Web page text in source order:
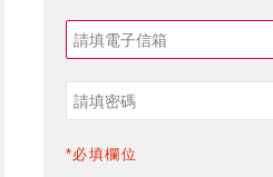
*必填欄位